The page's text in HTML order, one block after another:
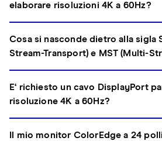
elaborare risoluzioni 4K a 60Hz?
Cosa si nasconde dietro alla sigla
Stream-Transport) e MST (Multi-
E‘ richiesto un cavo DisplayPort
risoluzione 4K a 60Hz?
Il mio monitor ColorEdge a 24